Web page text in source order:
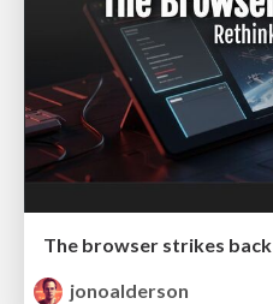
The browser strikes back
jonoalderson